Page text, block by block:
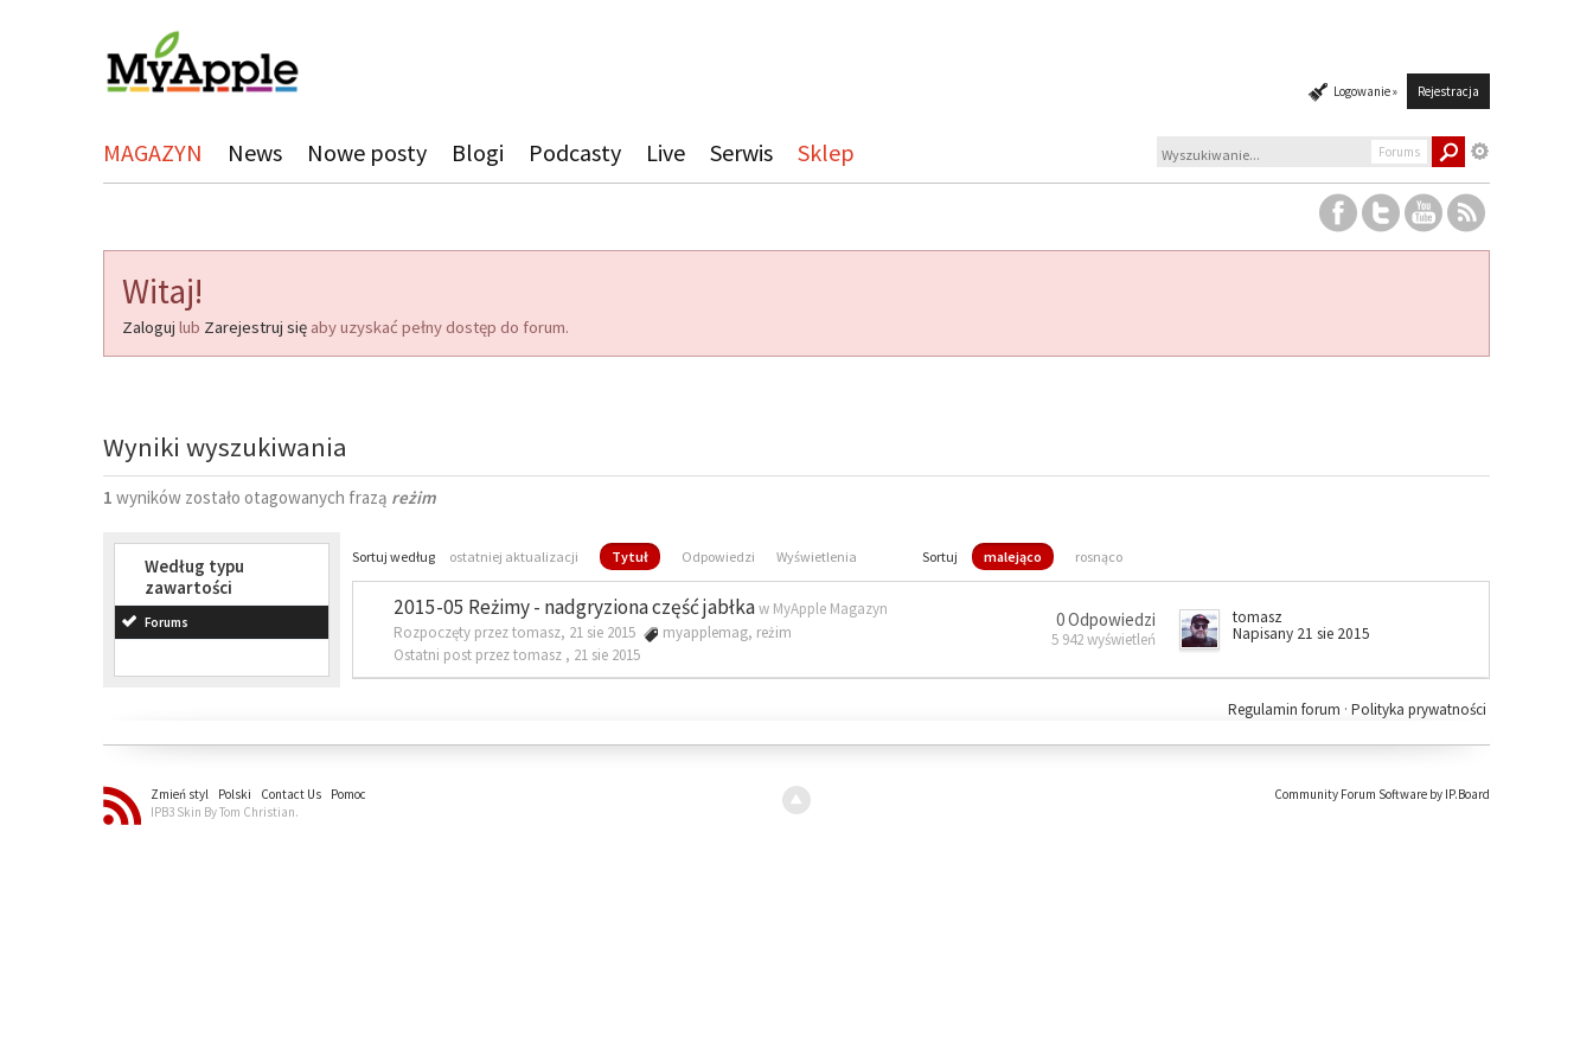
Logowanie » Rejestracja
MAGAZYN News Nowe posty Blogi Podcasty Live Serwis Sklep Forums
Witaj!
Zaloguj lub Zarejestruj się aby uzyskać pełny dostęp do forum.
Wyniki wyszukiwania
1 wyników zostało otagowanych frazą reżim
Według typu
zawartości
Forums
Sortuj według ostatniej aktualizacji Tytuł Odpowiedzi Wyświetlenia Sortuj malejąco rosnąco
2015-05 Reżimy - nadgryziona część jabłkaw MyApple Magazyn
Rozpoczęty przez tomasz, 21 sie 2015
myapplemag, reżim
Ostatni post przez tomasz , 21 sie 2015
0 Odpowiedzi
5 942 wyświetleń
tomasz
Napisany 21 sie 2015
Polityka prywatności
Regulamin forum ·
Zmień styl Polski Contact Us
Pomoc
IPB3 Skin By Tom Christian.
Community Forum Software by IP.Board